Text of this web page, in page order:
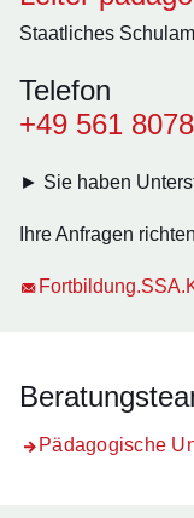
Staatliches
Telefon
+49 561
► Sie haben
Ihre Anfragen
Pädagogische